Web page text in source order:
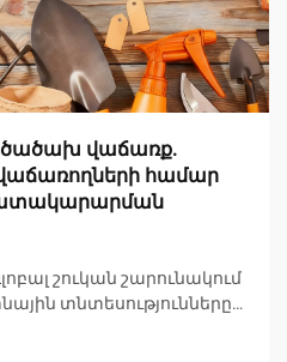
վաճառք.
համար
շուկան շարունակում
տնտեսությունները